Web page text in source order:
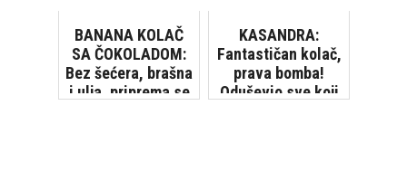
čokoladom…
BANANA KOLAČ
SA ČOKOLADOM:
Bez šećera, brašna
i ulja, priprema se
KASANDRA:
Fantastičan kolač,
prava bomba!
Oduševio sve koji